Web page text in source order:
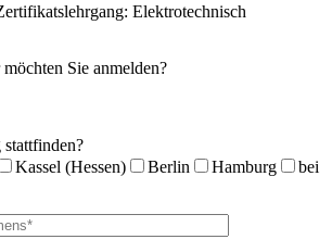
Elektrotechnisch
Sie anmelden?
Kassel (Hessen) Berlin Hamburg
bei